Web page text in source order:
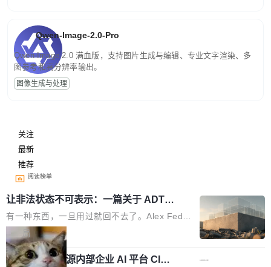
Qwen-Image-2.0-Pro
Qwen-Image-2.0 满血版，支持图片生成与编辑、专业文字渲染、多
图参考和高分辨率输出。
图像生成与处理
关注
最新
推荐
阅读榜单
让非法状态不可表示：一篇关于 ADT
的帖子在 Reddit 火了
有一种东西，一旦用过就回不去了。Alex Fedos
eev 管它叫"软件设计的基石"。 他说的东西不新
鲜——代数数据类型（ADT），尤其是和类型
（sum type）。但他说清楚了一件事：这不是类
局
Cloudflare 开源内部企业 AI 平台 Clou